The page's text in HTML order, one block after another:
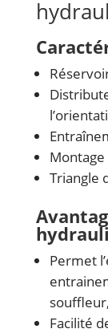
Montage
Triangle
Permet
Facilité